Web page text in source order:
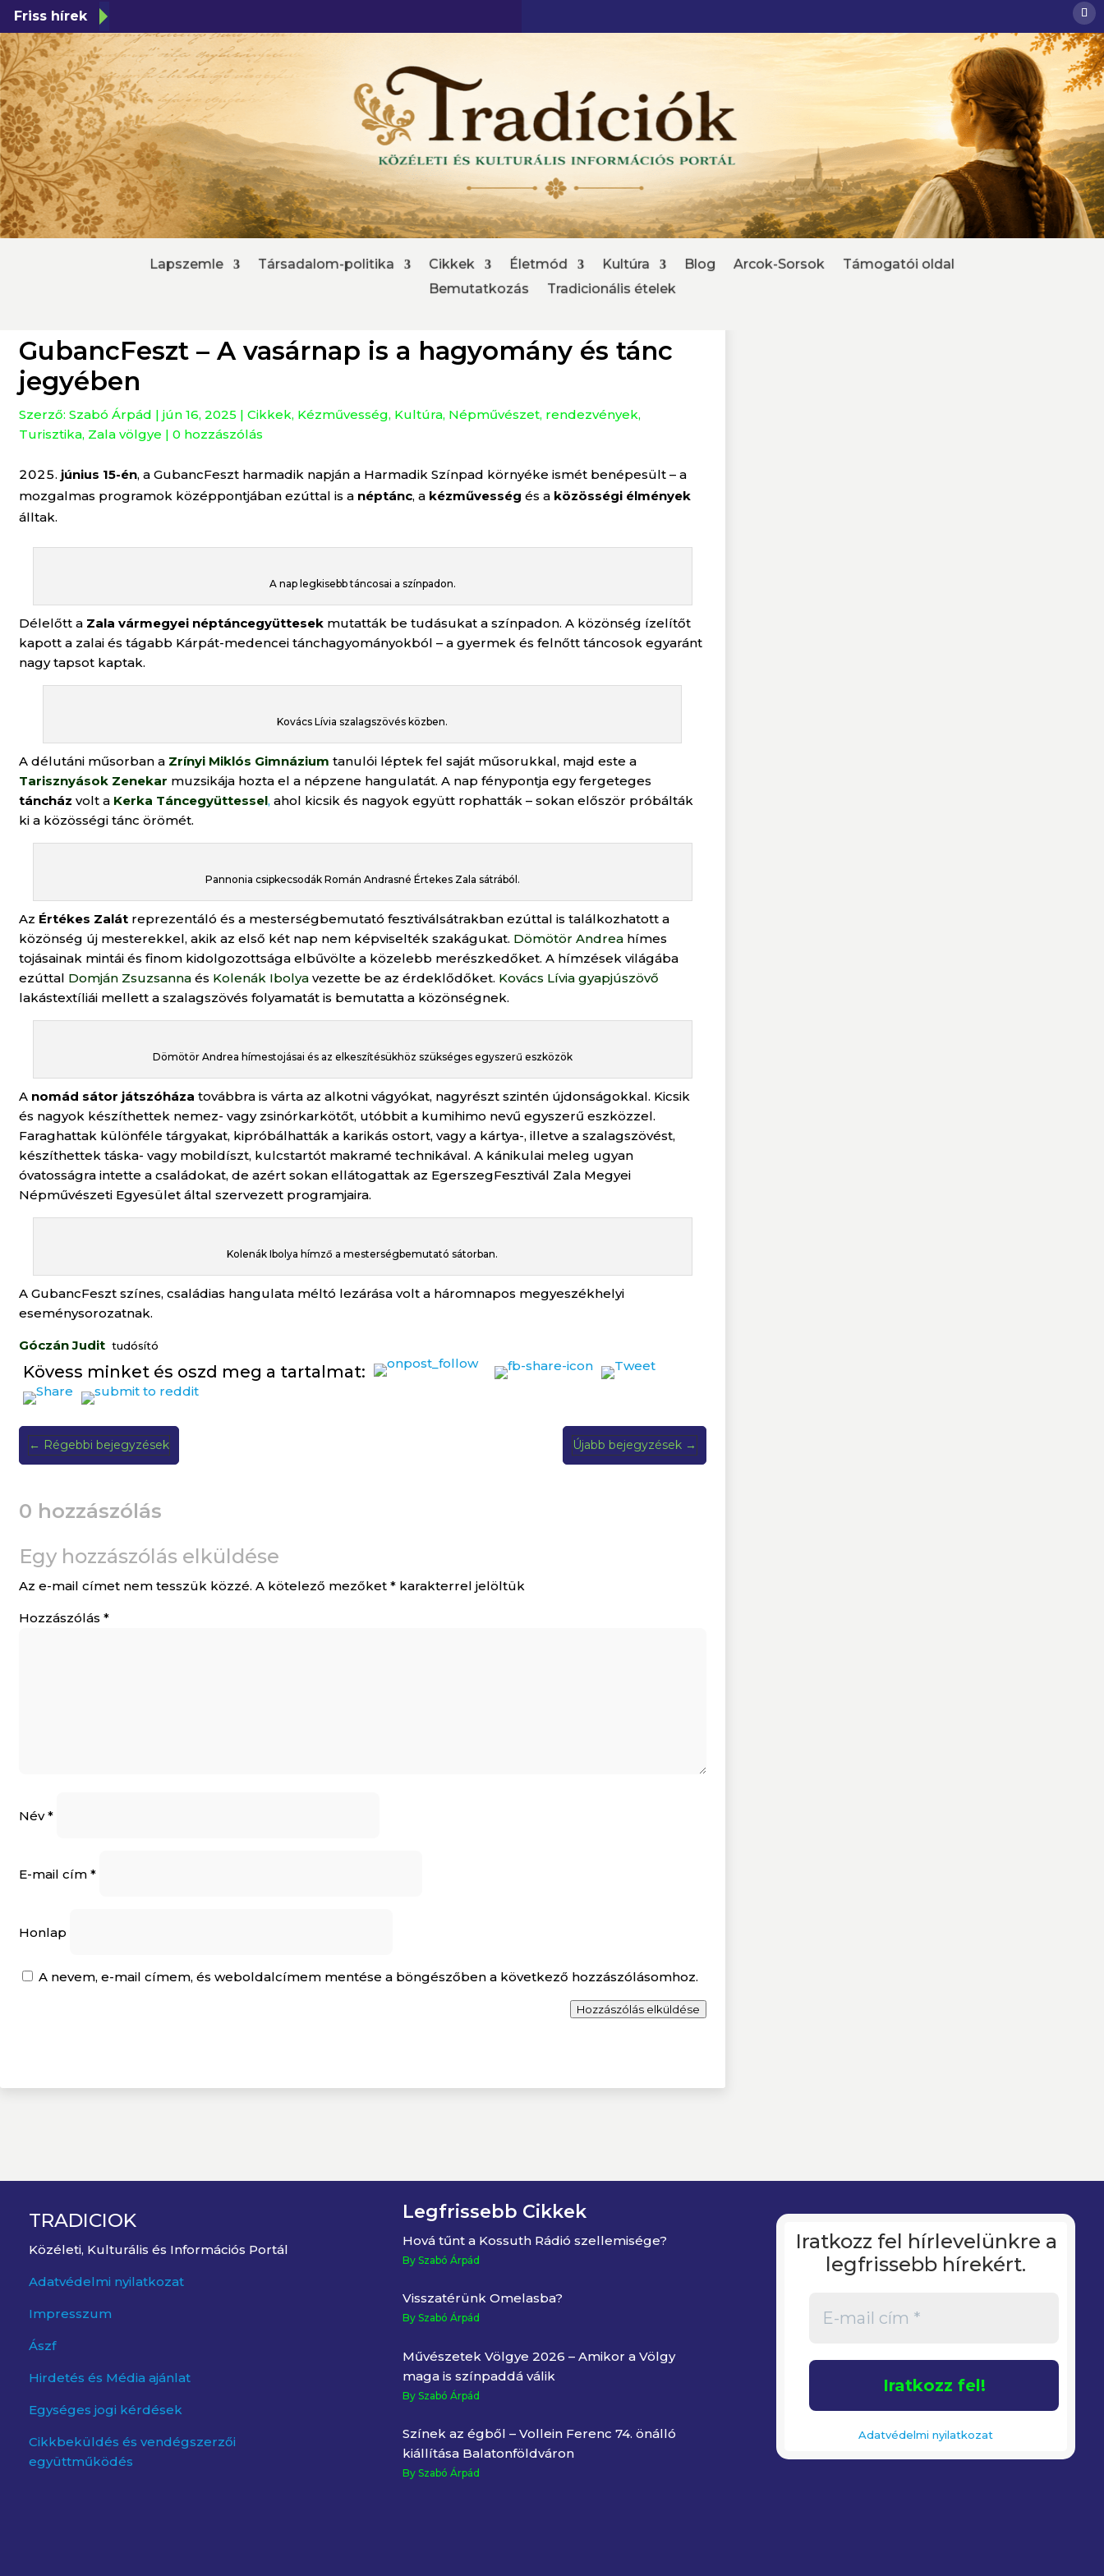
Friss hírek
Lapszemle Társadalom-politika Cikkek Életmód Kultúra Blog Arcok-Sorsok
Támogatói oldal
Bemutatkozás
Tradicionális ételek
GubancFeszt – A vasárnap is a hagyomány és tánc
jegyében
Szerző: Szabó Árpád | jún 16, 2025 | Cikkek, Kézművesség, Kultúra, Népművészet, rendezvények,
Turisztika, Zala völgye | 0 hozzászólás
június 15-én, a GubancFeszt harmadik napján a Harmadik Színpad környéke ismét benépesült – a
mozgalmas programok középpontjában ezúttal is a néptánc, a kézművesség és a közösségi élmények
álltak.
A nap legkisebb táncosai a színpadon.
Délelőtt a Zala vármegyei néptáncegyüttesek mutatták be tudásukat a színpadon. A közönség ízelítőt
kapott a zalai és tágabb Kárpát-medencei tánchagyományokból – a gyermek és felnőtt táncosok egyaránt
nagy tapsot kaptak.
Kovács Lívia szalagszövés közben.
A délutáni műsorban a Zrínyi Miklós Gimnázium tanulói léptek fel saját műsorukkal, majd este a
Tarisznyások Zenekar muzsikája hozta el a népzene hangulatát. A nap fénypontja egy fergeteges
táncház volt a Kerka Táncegyüttessel, ahol kicsik és nagyok együtt rophatták – sokan először próbálták
ki a közösségi tánc örömét.
Pannonia csipkecsodák Román Andrasné Értekes Zala sátrából.
Az Értékes Zalát reprezentáló és a mesterségbemutató fesztiválsátrakban ezúttal is találkozhatott a
közönség új mesterekkel, akik az első két nap nem képviselték szakágukat. Dömötör Andrea hímes
tojásainak mintái és finom kidolgozottsága elbűvölte a közelebb merészkedőket. A hímzések világába
ezúttal Domján Zsuzsanna és Kolenák Ibolya vezette be az érdeklődőket. Kovács Lívia gyapjúszövő
lakástextíliái mellett a szalagszövés folyamatát is bemutatta a közönségnek.
Dömötör Andrea hímestojásai és az elkeszítésükhöz szükséges egyszerű eszközök
A nomád sátor játszóháza továbbra is várta az alkotni vágyókat, nagyrészt szintén újdonságokkal. Kicsik
és nagyok készíthettek nemez- vagy zsinórkarkötőt, utóbbit a kumihimo nevű egyszerű eszközzel.
Faraghattak különféle tárgyakat, kipróbálhatták a karikás ostort, vagy a kártya-, illetve a szalagszövést,
készíthettek táska- vagy mobildíszt, kulcstartót makramé technikával. A kánikulai meleg ugyan
óvatosságra intette a családokat, de azért sokan ellátogattak az EgerszegFesztivál Zala Megyei
Népművészeti Egyesület által szervezett programjaira.
Kolenák Ibolya hímző a mesterségbemutató sátorban.
A GubancFeszt színes, családias hangulata méltó lezárása volt a háromnapos megyeszékhelyi
eseménysorozatnak.
Góczán Judit tudósító
Kövess minket és oszd meg a tartalmat:
← Régebbi bejegyzések Újabb bejegyzések→
0 hozzászólás
Egy hozzászólás elküldése
Az e-mail címet nem tesszük közzé. A kötelező mezőket * karakterrel jelöltük
Hozzászólás *
Név*
E-mail cím *
Honlap
A nevem, e-mail címem, és weboldalcímem mentése a böngészőben a következő hozzászólásomhoz.
Hozzászólás elküldése
TRADICIOK
Közéleti, Kulturális és Információs Portál
Adatvédelmi nyilatkozat
Impresszum
Ászf
Hirdetés és Média ajánlat
Egységes jogi kérdések
Cikkbeküldés és vendégszerzői
együttműködés
Legfrissebb Cikkek
Hová tűnt a Kossuth Rádió szellemisége?
By Szabó Árpád
Visszatérünk Omelasba?
By Szabó Árpád
Művészetek Völgye 2026 – Amikor a Völgy
maga is színpaddá válik
By Szabó Árpád
Színek az égből – Vollein Ferenc 74. önálló
kiállítása Balatonföldváron
By Szabó Árpád
Iratkozz fel hírlevelünkre a
legfrissebb hírekért.
Adatvédelmi nyilatkozat